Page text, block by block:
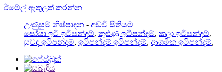
ඊමේල් ඇතුලත් කරන්න
උණුසුම් නිෂ්පාදන - අඩවි සිතියම
සෝයා ඉටි ඉටිපන්දම්, කුළුණු ඉටිපන්දම්, කලා ඉටිපන්දම්,
සුවඳ ඉටිපන්දම්, ඉටිපන්දම් ඉටිපන්දම්, ආගමික ඉටිපන්දම්,